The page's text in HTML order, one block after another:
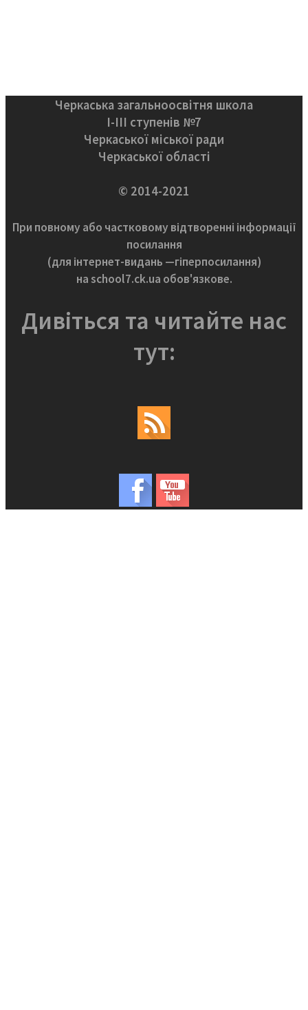
Черкаська загальноосвітня школа
І-ІІІ ступенів №7
Черкаської міської ради
Черкаської області
© 2014-2021
При повному або частковому відтворенні інформації
посилання
(для інтернет-видань —гіперпосилання)
на school7.ck.ua обов'язкове.
Дивіться та читайте нас
тут: